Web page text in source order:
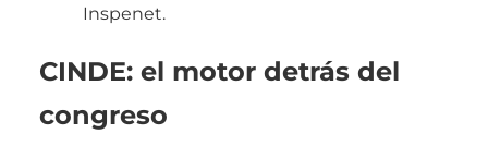
Inspenet.
CINDE: el motor detrás del
congreso